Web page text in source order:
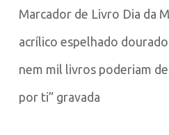
Marcador de Livro Dia da
acrílico espelhado
nem mil livros poderiam
por ti” gravada